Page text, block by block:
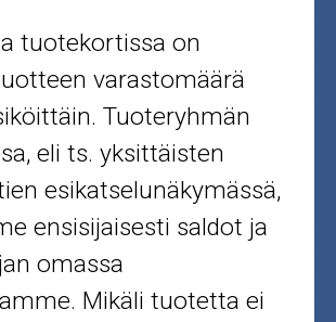
tuotekortissa on
varastomäärä
Tuoteryhmän
eli ts. yksittäisten
esikatselunäkymässä,
ensisijaisesti saldot ja
omassa
Mikäli tuotetta ei